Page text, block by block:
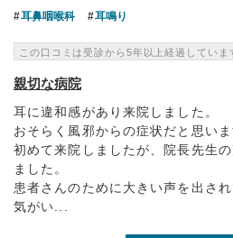
耳鼻咽喉科 耳鳴り
この口コミは受診から5年以上経過していま
親切な病院
耳に違和感があり来院しました。
おそらく風邪からの症状だと思いま
初めて来院しましたが、院長先生
ました。
患者さんのために大きい声を出さ
気がい...